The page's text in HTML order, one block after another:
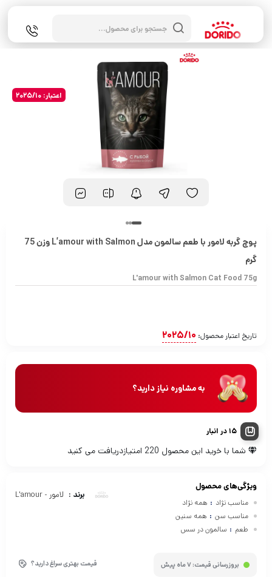
محصولات
اعتبار: 2025/10
پوچ گربه لامور با طعم سالمون مدل L’amour with Salmon وزن 75
گرم
L'amour with Salmon Cat Food 75g
تاریخ اعتبار محصول: 2025/10
به مشاوره نیاز دارید؟
15 در انبار
شما با خرید این محصول 220 امتیازدریافت می کنید
برند : لامور - L'amour
ویژگی‌های محصول
مناسب نژاد : همه نژاد
مناسب سن : همه سنین
طعم : سالمون در سس
بروزرسانی قیمت:7 ماه پیش قیمت بهتری سراغ دارید؟